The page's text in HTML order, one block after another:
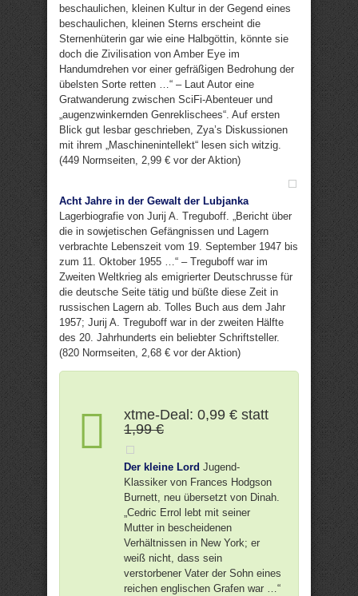
beschaulichen, kleinen Kultur in der Gegend eines
beschaulichen, kleinen Sterns erscheint die
Sternenhüterin gar wie eine Halbgöttin, könnte sie
doch die Zivilisation von Amber Eye im
Handumdrehen vor einer gefräßigen Bedrohung der
übelsten Sorte retten …“ – Laut Autor eine
Gratwanderung zwischen SciFi-Abenteuer und
„augenzwinkernden Genreklischees“. Auf ersten
Blick gut lesbar geschrieben, Zya’s Diskussionen
mit ihrem „Maschinenintellekt“ lesen sich witzig.
(449 Normseiten, 2,99 € vor der Aktion)
Acht Jahre in der Gewalt der Lubjanka
Lagerbiografie von Jurij A. Treguboff. „Bericht über
die in sowjetischen Gefängnissen und Lagern
verbrachte Lebenszeit vom 19. September 1947 bis
zum 11. Oktober 1955 …“ – Treguboff war im
Zweiten Weltkrieg als emigrierter Deutschrusse für
die deutsche Seite tätig und büßte diese Zeit in
russischen Lagern ab. Tolles Buch aus dem Jahr
1957; Jurij A. Treguboff war in der zweiten Hälfte
des 20. Jahrhunderts ein beliebter Schriftsteller.
(820 Normseiten, 2,68 € vor der Aktion)
xtme-Deal: 0,99 € statt
1,99 €
Der kleine Lord Jugend-
Klassiker von Frances Hodgson
Burnett, neu übersetzt von Dinah.
„Cedric Errol lebt mit seiner
Mutter in bescheidenen
Verhältnissen in New York; er
weiß nicht, dass sein
verstorbener Vater der Sohn eines
reichen englischen Grafen war …“